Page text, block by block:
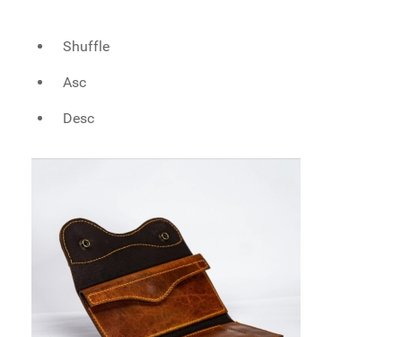
Shuffle
Asc
Desc